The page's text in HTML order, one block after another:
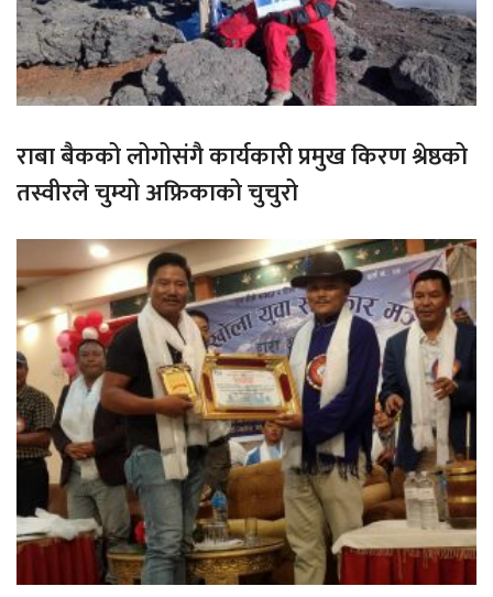
राबा बैकको लोगोसंगै कार्यकारी प्रमुख किरण श्रेष्ठको
तस्वीरले चुम्यो अफ्रिकाको चुचुरो